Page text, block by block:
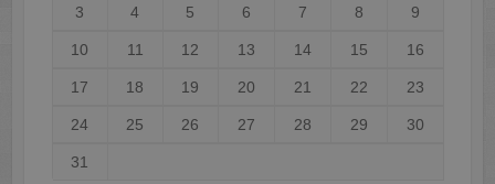
3 4 5 6 7 8 9
10 11 12 13 14 15 16
17 18 19 20 21 22 23
24 25 26 27 28 29 30
31